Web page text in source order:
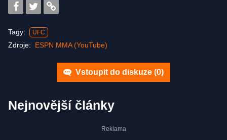
Tagy: UFC
Zdroje: ESPN MMA (YouTube)
Vstoupit do diskuze (0)
Nejnovější články